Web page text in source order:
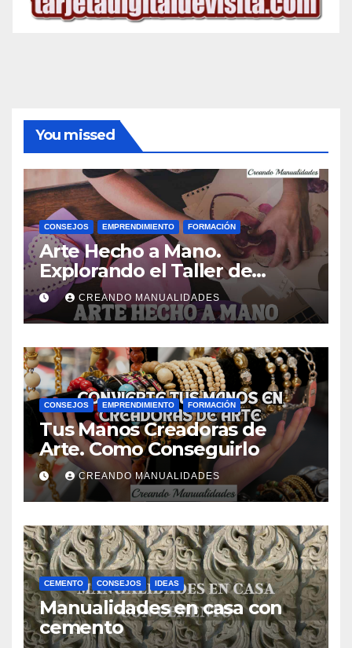
You missed
CONSEJOS EMPRENDIMIENTO FORMACIÓN
Arte Hecho a Mano.
Explorando el Taller de
Manualidades de Ana Gual.
CREANDO MANUALIDADES
CONSEJOS EMPRENDIMIENTO FORMACIÓN
Tus Manos Creadoras de
Arte. Como Conseguirlo
CREANDO MANUALIDADES
CEMENTO CONSEJOS IDEAS
Manualidades en casa con
cemento